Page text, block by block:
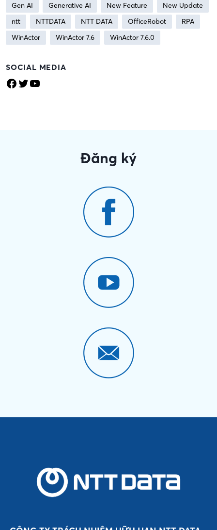
Gen AI
Generative AI New Feature
New Update
ntt
NTTDATA NTT DATA OfficeRobot
RPA
WinActor
WinActor 7.6 WinActor 7.6.0
SOCIAL MEDIA
Facebook Twitter YouTube
Đăng ký